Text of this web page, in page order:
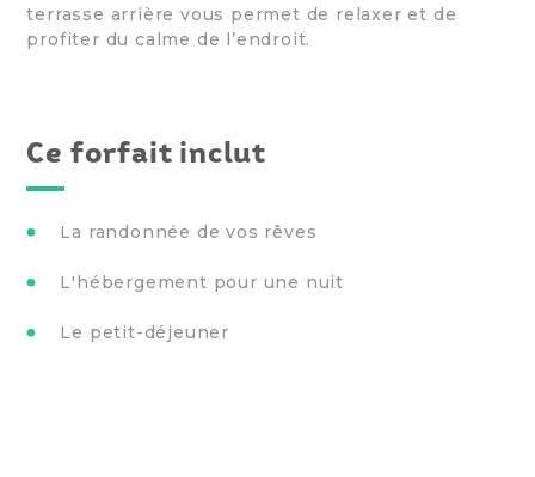
terrasse arrière vous permet de relaxer et de
profiter du calme de l’endroit.
Ce forfait inclut
La randonnée de vos rêves
L'hébergement pour une nuit
Le petit-déjeuner